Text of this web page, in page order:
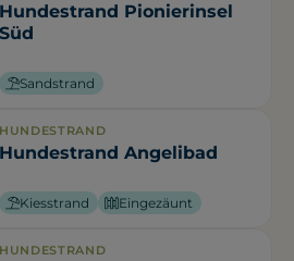
Hundestrand Pionierinsel
Süd
Sandstrand
HUNDESTRAND
Hundestrand Angelibad
Kiesstrand Eingezäunt
HUNDESTRAND